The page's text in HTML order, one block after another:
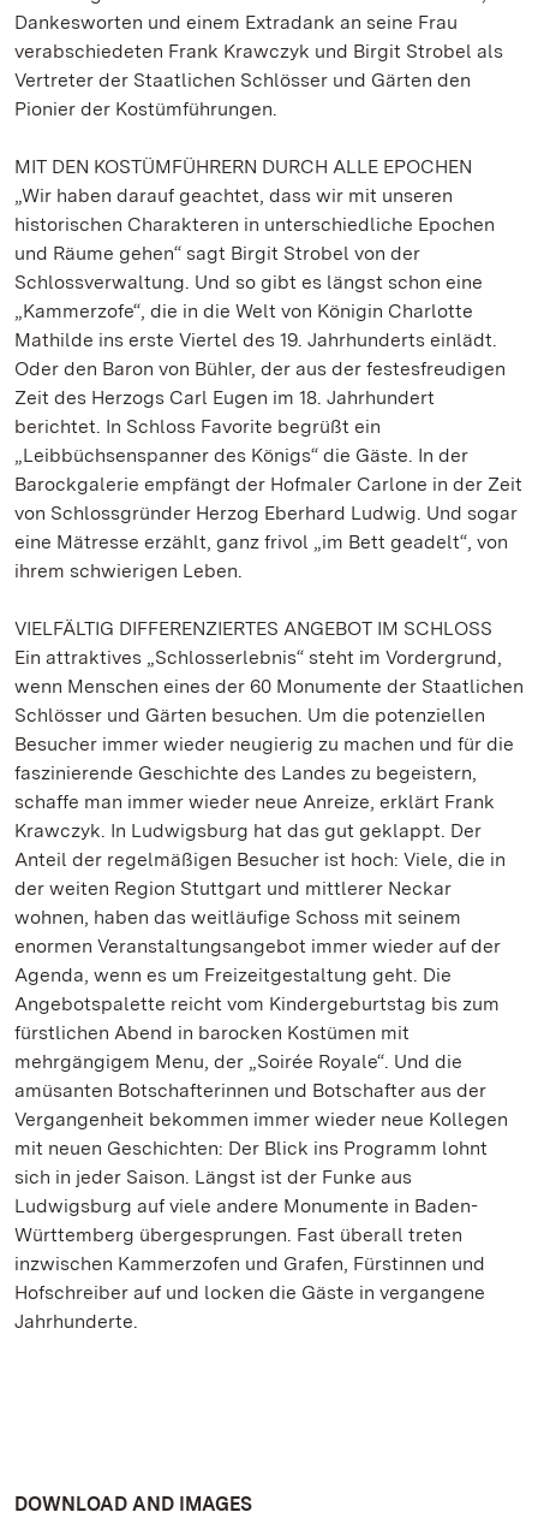
Dankesworten und einem Extradank an seine Frau
verabschiedeten Frank Krawczyk und Birgit Strobel als
Vertreter der Staatlichen Schlösser und Gärten den
Pionier der Kostümführungen.
MIT DEN KOSTÜMFÜHRERN DURCH ALLE EPOCHEN
„Wir haben darauf geachtet, dass wir mit unseren
historischen Charakteren in unterschiedliche Epochen
und Räume gehen“ sagt Birgit Strobel von der
Schlossverwaltung. Und so gibt es längst schon eine
„Kammerzofe“, die in die Welt von Königin Charlotte
Mathilde ins erste Viertel des 19. Jahrhunderts einlädt.
Oder den Baron von Bühler, der aus der festesfreudigen
Zeit des Herzogs Carl Eugen im 18. Jahrhundert
berichtet. In Schloss Favorite begrüßt ein
„Leibbüchsenspanner des Königs“ die Gäste. In der
Barockgalerie empfängt der Hofmaler Carlone in der Zeit
von Schlossgründer Herzog Eberhard Ludwig. Und sogar
eine Mätresse erzählt, ganz frivol „im Bett geadelt“, von
ihrem schwierigen Leben.
VIELFÄLTIG DIFFERENZIERTES ANGEBOT IM SCHLOSS
Ein attraktives „Schlosserlebnis“ steht im Vordergrund,
wenn Menschen eines der 60 Monumente der Staatlichen
Schlösser und Gärten besuchen. Um die potenziellen
Besucher immer wieder neugierig zu machen und für die
faszinierende Geschichte des Landes zu begeistern,
schaffe man immer wieder neue Anreize, erklärt Frank
Krawczyk. In Ludwigsburg hat das gut geklappt. Der
Anteil der regelmäßigen Besucher ist hoch: Viele, die in
der weiten Region Stuttgart und mittlerer Neckar
wohnen, haben das weitläufige Schoss mit seinem
enormen Veranstaltungsangebot immer wieder auf der
Agenda, wenn es um Freizeitgestaltung geht. Die
Angebotspalette reicht vom Kindergeburtstag bis zum
fürstlichen Abend in barocken Kostümen mit
mehrgängigem Menu, der „Soirée Royale“. Und die
amüsanten Botschafterinnen und Botschafter aus der
Vergangenheit bekommen immer wieder neue Kollegen
mit neuen Geschichten: Der Blick ins Programm lohnt
sich in jeder Saison. Längst ist der Funke aus
Ludwigsburg auf viele andere Monumente in Baden-
Württemberg übergesprungen. Fast überall treten
inzwischen Kammerzofen und Grafen, Fürstinnen und
Hofschreiber auf und locken die Gäste in vergangene
Jahrhunderte.
DOWNLOAD AND IMAGES